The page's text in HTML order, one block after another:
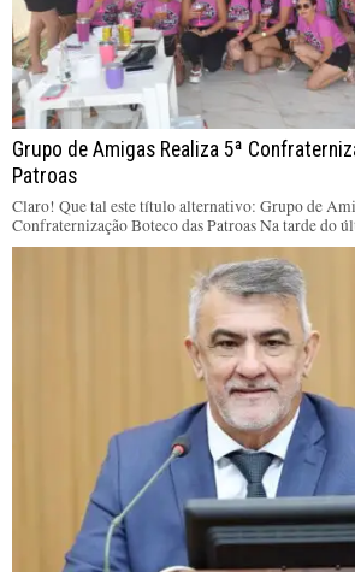
Grupo de Amigas Realiza 5ª
Patroas
Claro! Que tal este título alternativo: Grupo de
Confraternização Boteco das Patroas Na tarde do